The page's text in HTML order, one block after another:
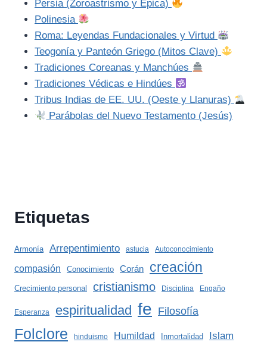
Persia (Zoroastrismo y Épica)
Polinesia
Roma: Leyendas Fundacionales y Virtud
Teogonía y Panteón Griego (Mitos Clave)
Tradiciones Coreanas y Manchúes
Tradiciones Védicas e Hindúes
Tribus Indias de EE. UU. (Oeste y Llanuras)
Parábolas del Nuevo Testamento (Jesús)
Etiquetas
Armonía Arrepentimiento astucia Autoconocimiento
compasión Conocimiento Corán creación
Crecimiento personal cristianismo Disciplina Engaño
Esperanza espiritualidad fe Filosofía
Folclore hinduismo Humildad Inmortalidad Islam